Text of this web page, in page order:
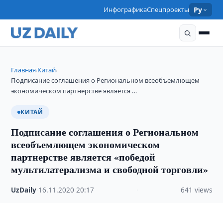
ИнфографикаСпецпроекты Ру
Главная›Китай›
Подписание соглашения о Региональном всеобъемлющем
экономическом партнерстве является …
КИТАЙ
Подписание соглашения о Региональном
всеобъемлющем экономическом
партнерстве является «победой
мультилатерализма и свободной торговли»
UzDaily 16.11.2020 ·20:17 641 views